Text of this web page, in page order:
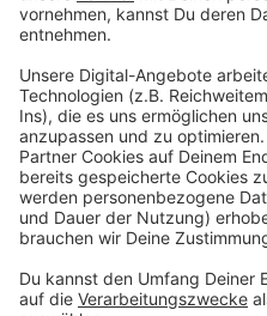
die Olympia-Bewerber
Bürger einholen. Denn
München für die
die Sommerspiele 2024
gescheitert.
Anzeige
Nur das
Olympische Dorf